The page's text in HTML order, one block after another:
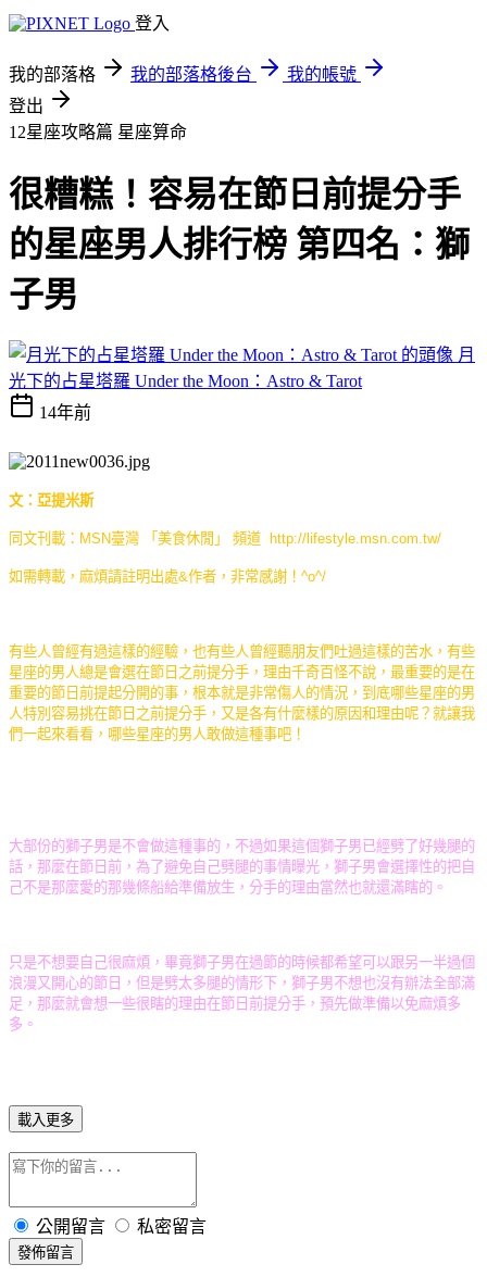
登入
我的部落格 我的部落格後台
我的帳號
登出
12星座攻略篇 星座算命
很糟糕！容易在節日前提分手
的星座男人排行榜 第四名：獅
子男
月
光下的占星塔羅 Under the Moon：Astro & Tarot
14年前
文：亞提米斯
同文刊載：MSN臺灣 「美食休閒」 頻道 http://lifestyle.msn.com.tw/
如需轉載，麻煩請註明出處&作者，非常感謝！^o^/
有些人曾經有過這樣的經驗，也有些人曾經聽朋友們吐過這樣的苦水，有些
星座的男人總是會選在節日之前提分手，理由千奇百怪不說，最重要的是在
重要的節日前提起分開的事，根本就是非常傷人的情況，到底哪些星座的男
人特別容易挑在節日之前提分手，又是各有什麼樣的原因和理由呢？就讓我
們一起來看看，哪些星座的男人敢做這種事吧！
大部份的獅子男是不會做這種事的，不過如果這個獅子男已經劈了好幾腿的
話，那麼在節日前，為了避免自己劈腿的事情曝光，獅子男會選擇性的把自
己不是那麼愛的那幾條船給準備放生，分手的理由當然也就還滿瞎的。
只是不想要自己很麻煩，畢竟獅子男在過節的時候都希望可以跟另一半過個
浪漫又開心的節日，但是劈太多腿的情形下，獅子男不想也沒有辦法全部滿
足，那麼就會想一些很瞎的理由在節日前提分手，預先做準備以免麻煩多
多。
載入更多
公開留言 私密留言
發佈留言